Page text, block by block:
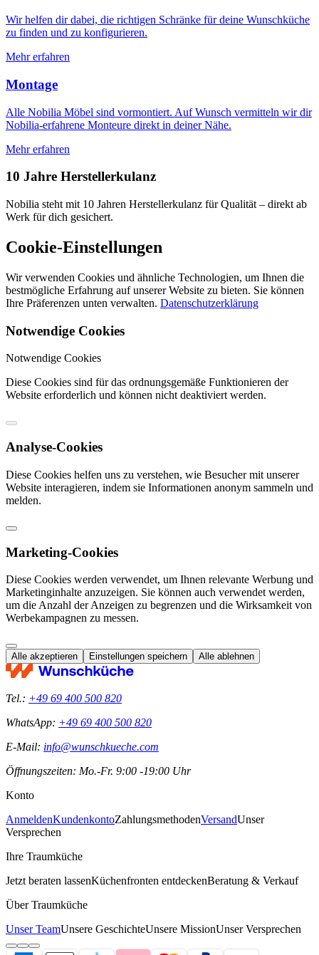
Wir helfen dir dabei, die richtigen Schränke für deine Wunschküche
zu finden und zu konfigurieren.
Mehr erfahren
Montage
Alle Nobilia Möbel sind vormontiert. Auf Wunsch vermitteln wir dir
Nobilia-erfahrene Monteure direkt in deiner Nähe.
Mehr erfahren
10 Jahre Herstellerkulanz
Nobilia steht mit 10 Jahren Herstellerkulanz für Qualität – direkt ab
Werk für dich gesichert.
Cookie-Einstellungen
Wir verwenden Cookies und ähnliche Technologien, um Ihnen die
bestmögliche Erfahrung auf unserer Website zu bieten. Sie können
Ihre Präferenzen unten verwalten. Datenschutzerklärung
Notwendige Cookies
Notwendige Cookies
Diese Cookies sind für das ordnungsgemäße Funktionieren der
Website erforderlich und können nicht deaktiviert werden.
Analyse-Cookies
Diese Cookies helfen uns zu verstehen, wie Besucher mit unserer
Website interagieren, indem sie Informationen anonym sammeln und
melden.
Marketing-Cookies
Diese Cookies werden verwendet, um Ihnen relevante Werbung und
Marketinginhalte anzuzeigen. Sie können auch verwendet werden,
um die Anzahl der Anzeigen zu begrenzen und die Wirksamkeit von
Werbekampagnen zu messen.
Alle akzeptieren Einstellungen speichern Alle ablehnen
Tel.: +49 69 400 500 820
WhatsApp: +49 69 400 500 820
E-Mail: info@wunschkueche.com
Öffnungszeiten: Mo.-Fr. 9:00 -19:00 Uhr
Konto
AnmeldenKundenkontoZahlungsmethodenVersandUnser
Versprechen
Ihre Traumküche
Jetzt beraten lassenKüchenfronten entdeckenBeratung & Verkauf
Über Traumküche
Unser TeamUnsere GeschichteUnsere MissionUnser Versprechen